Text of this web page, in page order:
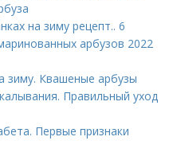
на зиму рецепт.. 6
арбузов 2022
зиму. Квашеные арбузы
Правильный уход
Первые признаки